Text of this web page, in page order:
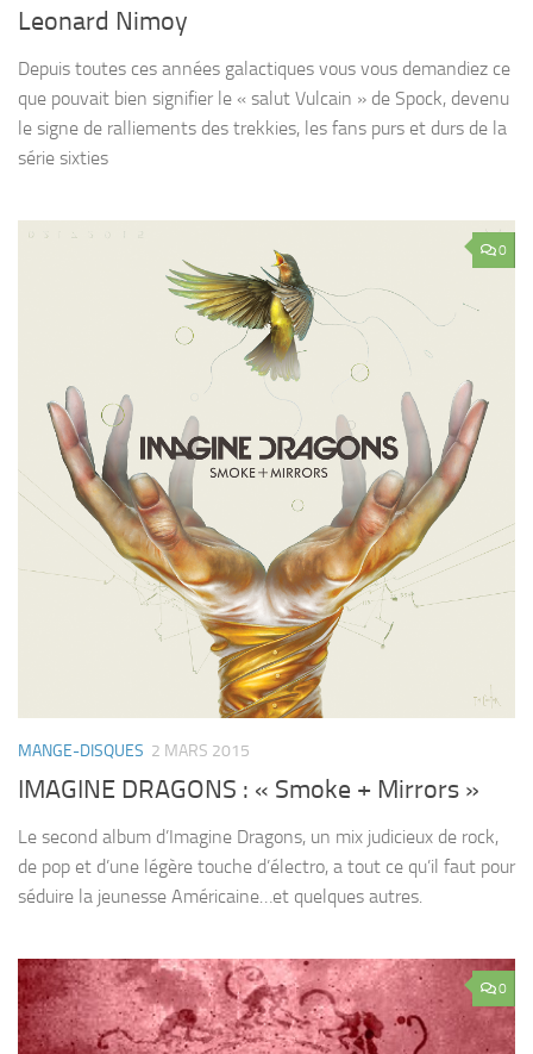
Leonard Nimoy
Depuis toutes ces années galactiques vous vous demandiez ce
que pouvait bien signifier le « salut Vulcain » de Spock, devenu
le signe de ralliements des trekkies, les fans purs et durs de la
série sixties
0
MANGE-DISQUES 2 MARS 2015
IMAGINE DRAGONS : « Smoke + Mirrors »
Le second album d’Imagine Dragons, un mix judicieux de rock,
de pop et d’une légère touche d’électro, a tout ce qu’il faut pour
séduire la jeunesse Américaine…et quelques autres.
0